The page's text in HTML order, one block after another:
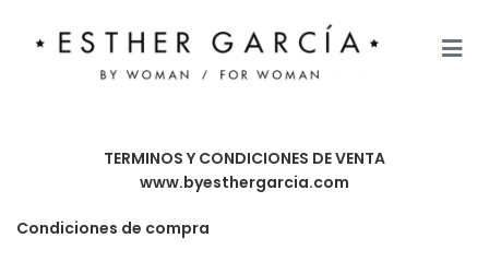
TERMINOS Y CONDICIONES DE VENTA
www.byesthergarcia.com
Condiciones de compra